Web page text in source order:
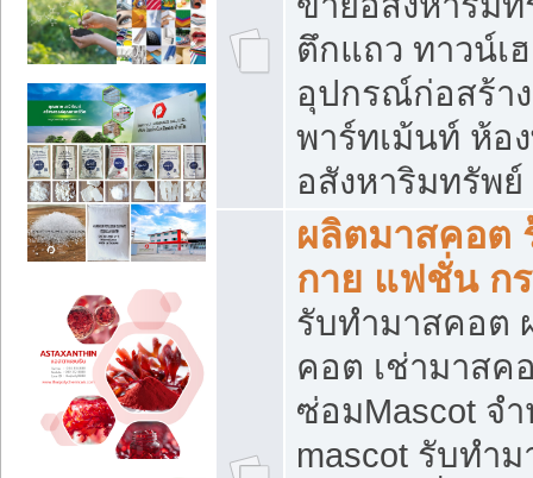
ตึกแถว ทาวน์เ
อุปกรณ์ก่อสร้า
พาร์ทเม้นท์ ห้อ
อสังหาริมทรัพ
ผลิตมาสคอต
กาย แฟชั่น กร
รับทำมาสคอต
คอต เช่ามาสค
ซ่อมMascot จ
mascot รับทำ